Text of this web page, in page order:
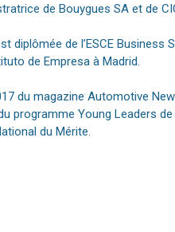
de Bouygues SA et de
diplômée de l’ESCE Business
de Empresa à Madrid.
du magazine Automotive
programme Young Leaders
du Mérite.